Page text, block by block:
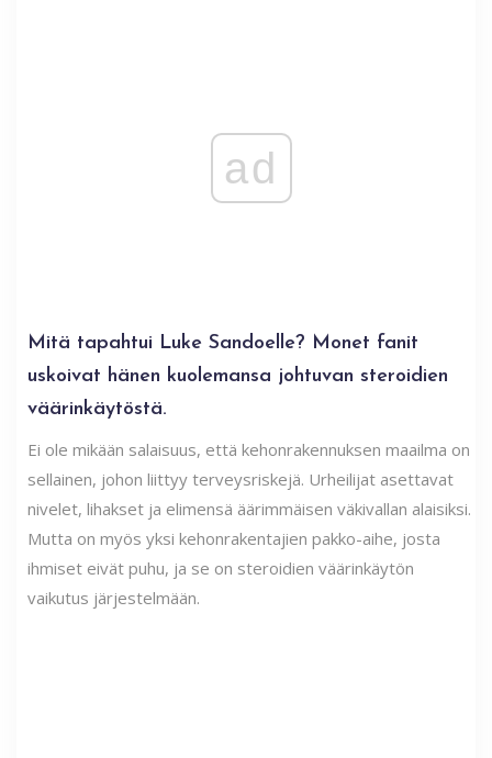
ad
Mitä tapahtui Luke Sandoelle? Monet fanit
uskoivat hänen kuolemansa johtuvan steroidien
väärinkäytöstä.
Ei ole mikään salaisuus, että kehonrakennuksen maailma on
sellainen, johon liittyy terveysriskejä. Urheilijat asettavat
nivelet, lihakset ja elimensä äärimmäisen väkivallan alaisiksi.
Mutta on myös yksi kehonrakentajien pakko-aihe, josta
ihmiset eivät puhu, ja se on steroidien väärinkäytön
vaikutus järjestelmään.